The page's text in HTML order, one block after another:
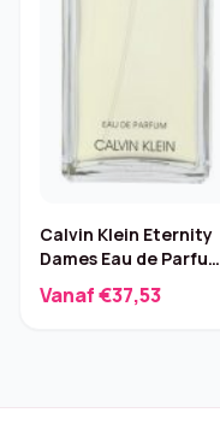
Calvin Klein Eternity
Dames Eau de Parfum
– 100 ml
Vanaf €37,53